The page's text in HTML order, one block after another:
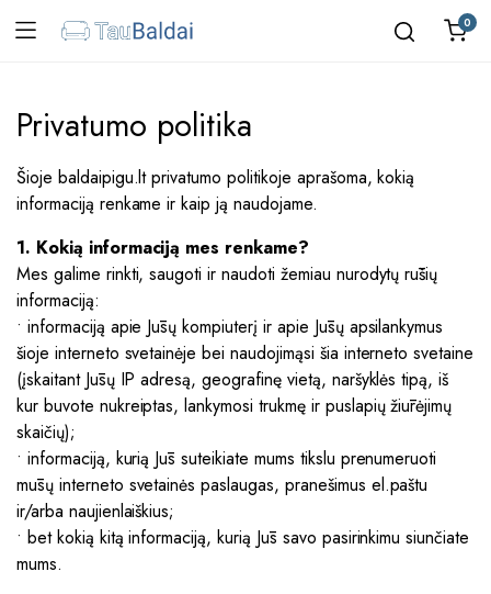
0
Privatumo politika
Šioje baldaipigu.lt privatumo politikoje aprašoma, kokią
informaciją renkame ir kaip ją naudojame.
1. Kokią informaciją mes renkame?
Mes galime rinkti, saugoti ir naudoti žemiau nurodytų rūšių
informaciją:
• informaciją apie Jūsų kompiuterį ir apie Jūsų apsilankymus
šioje interneto svetainėje bei naudojimąsi šia interneto svetaine
(įskaitant Jūsų IP adresą, geografinę vietą, naršyklės tipą, iš
kur buvote nukreiptas, lankymosi trukmę ir puslapių žiūrėjimų
skaičių);
• informaciją, kurią Jūs suteikiate mums tikslu prenumeruoti
mūsų interneto svetainės paslaugas, pranešimus el.paštu
ir/arba naujienlaiškius;
• bet kokią kitą informaciją, kurią Jūs savo pasirinkimu siunčiate
mums.